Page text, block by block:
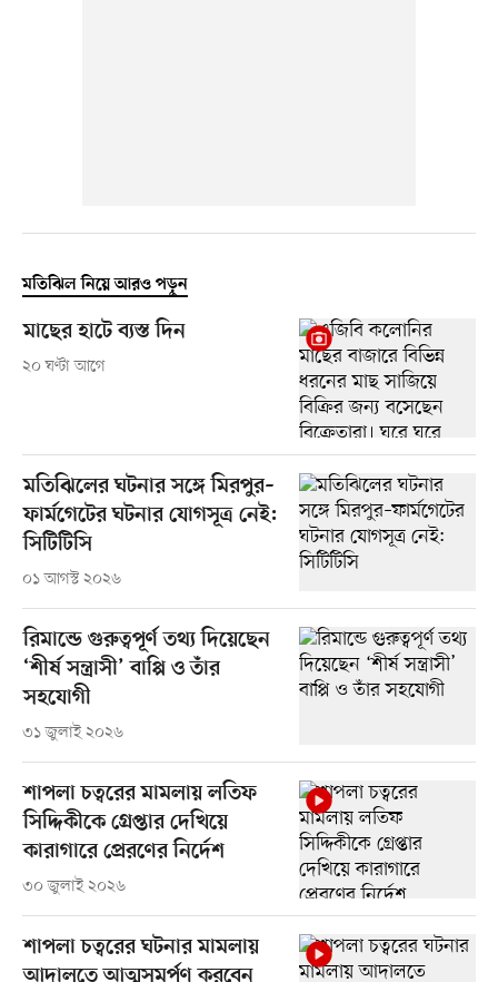
মতিঝিল নিয়ে আরও পড়ুন
মাছের হাটে ব্যস্ত দিন
২০ ঘণ্টা আগে
মতিঝিলের ঘটনার সঙ্গে মিরপুর–
ফার্মগেটের ঘটনার যোগসূত্র নেই:
সিটিটিসি
০১ আগস্ট ২০২৬
রিমান্ডে গুরুত্বপূর্ণ তথ্য দিয়েছেন
‘শীর্ষ সন্ত্রাসী’ বাপ্পি ও তাঁর
সহযোগী
৩১ জুলাই ২০২৬
শাপলা চত্বরের মামলায় লতিফ
সিদ্দিকীকে গ্রেপ্তার দেখিয়ে
কারাগারে প্রেরণের নির্দেশ
৩০ জুলাই ২০২৬
শাপলা চত্বরের ঘটনার মামলায়